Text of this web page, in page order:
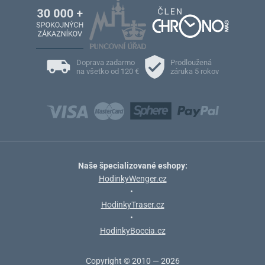
Doprava zadarmo
na všetko od 120 €
Prodloužená
záruka 5 rokov
Naše špecializované eshopy:
HodinkyWenger.cz
•
HodinkyTraser.cz
•
HodinkyBoccia.cz
Copyright © 2010 — 2026